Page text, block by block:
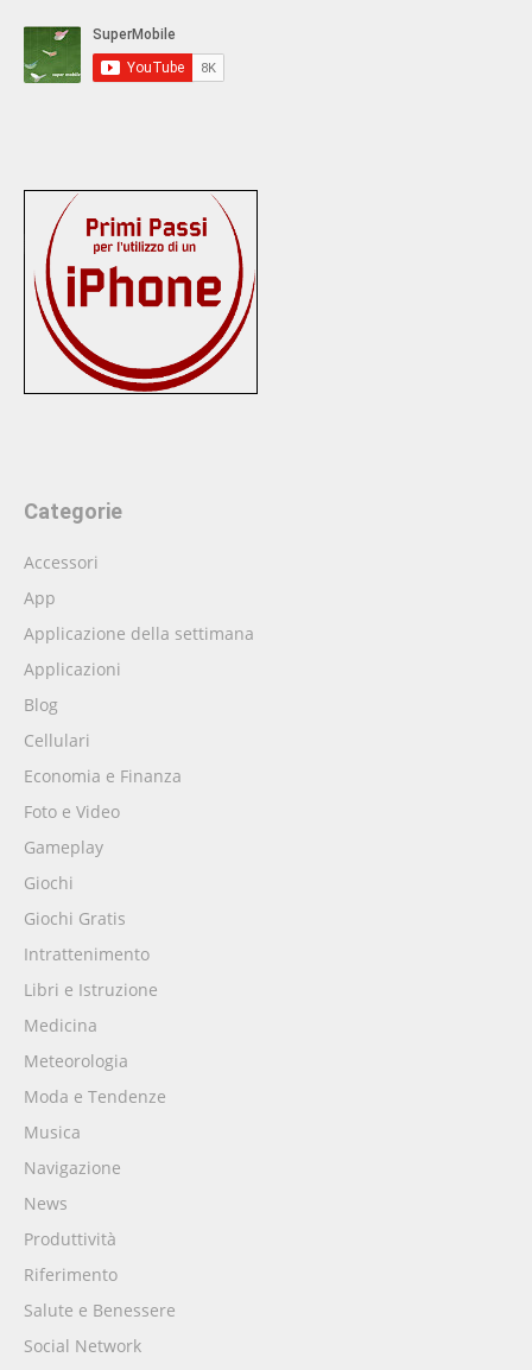
Categorie
Accessori
App
Applicazione della settimana
Applicazioni
Blog
Cellulari
Economia e Finanza
Foto e Video
Gameplay
Giochi
Giochi Gratis
Intrattenimento
Libri e Istruzione
Medicina
Meteorologia
Moda e Tendenze
Musica
Navigazione
News
Produttività
Riferimento
Salute e Benessere
Social Network